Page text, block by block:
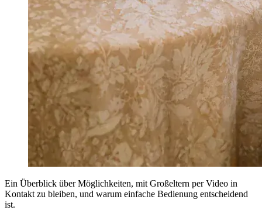
Ein Überblick über Möglichkeiten, mit Großeltern per Video in
Kontakt zu bleiben, und warum einfache Bedienung entscheidend
ist.